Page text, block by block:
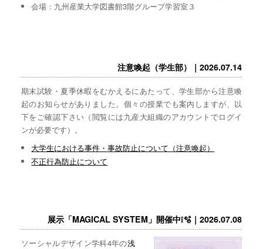
会場：九州産業大学図書館3階グループ学習室３
注意喚起（学生部）｜2026.07.14
期末試験・夏季休暇をむかえるにあたって、学生部から注意喚
起のお知らせがありました。個々の授業でも案内しますが、以
下をご確認下さい（閲覧には九産大組織のアカウントでログイ
ンが必要です）。
大学生における事件・事故防止について（注意喚起）
不正行為防止について
展示「MAGICAL SYSTEM」開催中❕🫧｜2026.07.08
ソーシャルデザイン学科4年の浅